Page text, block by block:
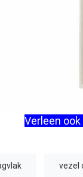
Verleen
vezel